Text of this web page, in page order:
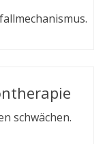
schwächen.